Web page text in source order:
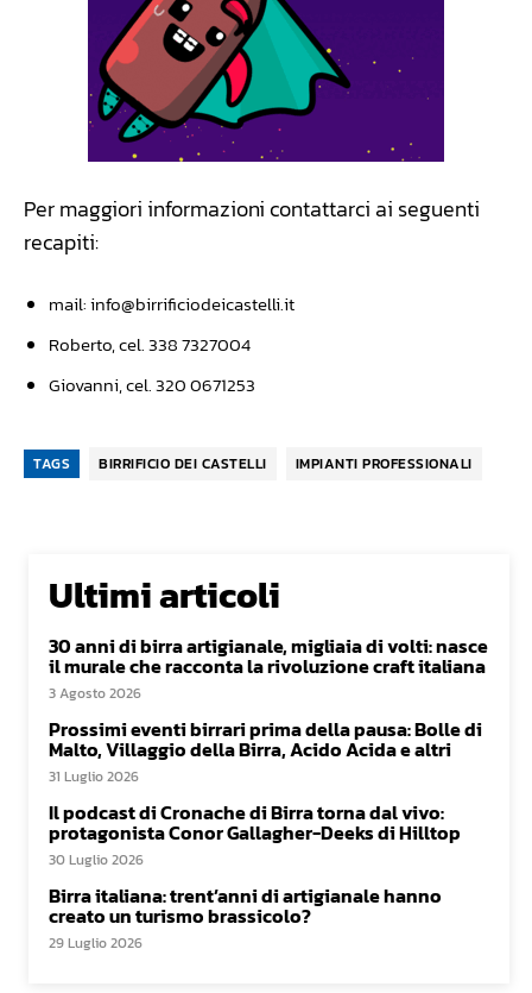
Per maggiori informazioni contattarci ai seguenti
recapiti:
mail:info@birrificiodeicastelli.it
Roberto, cel. 338 7327004
Giovanni, cel. 320 0671253
TAGS BIRRIFICIO DEI CASTELLI IMPIANTI PROFESSIONALI
Ultimi articoli
30 anni di birra artigianale, migliaia di volti: nasce
il murale che racconta la rivoluzione craft italiana
3 Agosto 2026
Prossimi eventi birrari prima della pausa: Bolle di
Malto, Villaggio della Birra, Acido Acida e altri
31 Luglio 2026
Il podcast di Cronache di Birra torna dal vivo:
protagonista Conor Gallagher-Deeks di Hilltop
30 Luglio 2026
Birra italiana: trent’anni di artigianale hanno
creato un turismo brassicolo?
29 Luglio 2026